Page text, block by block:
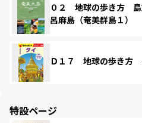
０２ 地球の歩き方
呂麻島（奄美群島１）
Ｄ１７ 地球の歩き方
特設ページ